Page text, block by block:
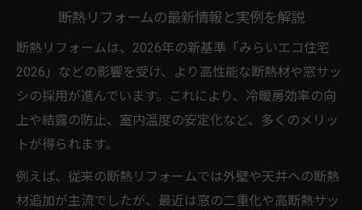
断熱リフォームの最新情報と実例を解説
断熱リフォームは、2026年の新基準「みらいエコ住宅
2026」などの影響を受け、より高性能な断熱材や窓サッ
シの採用が進んでいます。これにより、冷暖房効率の向
上や結露の防止、室内温度の安定化など、多くのメリッ
トが得られます。
例えば、従来の断熱リフォームでは外壁や天井への断熱
材追加が主流でしたが、最近は窓の二重化や高断熱サッ